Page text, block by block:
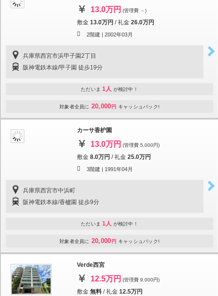
13.0万円 (管理費 －)
敷金 13.0万円 /礼金 26.0万円
2階建 | 2002年03月
兵庫県西宮市浜甲子園2丁目
阪神電鉄本線/甲子園 徒歩19分
ただいま 1人 が検討中！
対象者全員に 20,000 円 キャッシュバック!
カーサ香枦園
13.0万円 (管理費 5,000円)
敷金 8.0万円 /礼金 25.0万円
3階建 | 1991年04月
兵庫県西宮市中浜町
阪神電鉄本線/香櫨園 徒歩9分
ただいま 1人 が検討中！
対象者全員に 20,000 円 キャッシュバック!
Verde西宮
12.5万円 (管理費 9,000円)
敷金 無料 /礼金 12.5万円